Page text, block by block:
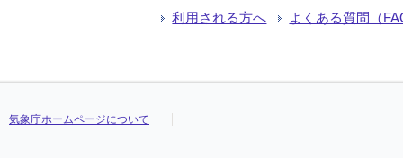
利用される方へ よくある質問（
気象庁ホームページについて